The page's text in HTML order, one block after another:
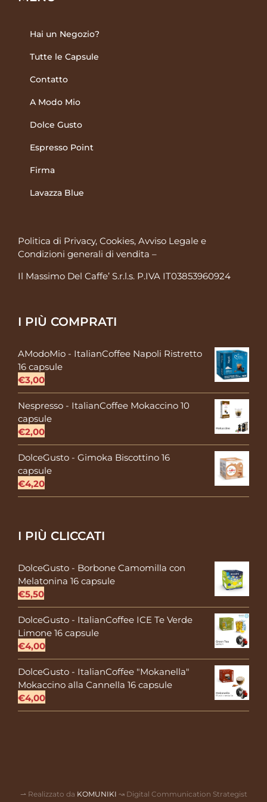
Hai un Negozio?
Tutte le Capsule
Contatto
A Modo Mio
Dolce Gusto
Espresso Point
Firma
Lavazza Blue
Politica di Privacy, Cookies, Avviso Legale e
Condizioni generali di vendita –
Il Massimo Del Caffe’ S.r.l.s. P.IVA IT03853960924
I PIÙ COMPRATI
AModoMio - ItalianCoffee Napoli Ristretto
16 capsule
€3,00
Nespresso - ItalianCoffee Mokaccino 10
capsule
€2,00
DolceGusto - Gimoka Biscottino 16
capsule
€4,20
I PIÙ CLICCATI
DolceGusto - Borbone Camomilla con
Melatonina 16 capsule
€5,50
DolceGusto - ItalianCoffee ICE Te Verde
Limone 16 capsule
€4,00
DolceGusto - ItalianCoffee "Mokanella"
Mokaccino alla Cannella 16 capsule
€4,00
⇀ Realizzato da KOMUNIKI ↝ Digital Communication Strategist